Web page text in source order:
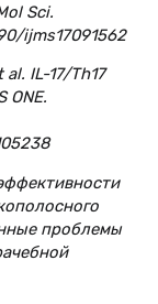
Sci.
ijms17091562
IL-17/Th17
ONE.
проблемы